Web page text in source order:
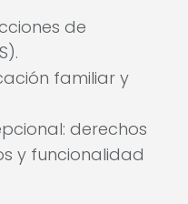
de
familiar y
derechos
y funcionalidad